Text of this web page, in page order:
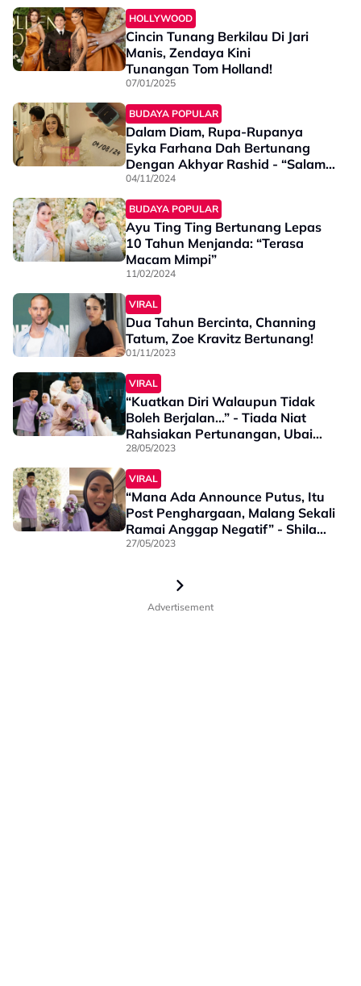
HOLLYWOOD
Cincin Tunang Berkilau Di Jari
Manis, Zendaya Kini
Tunangan Tom Holland!
07/01/2025
BUDAYA POPULAR
Dalam Diam, Rupa-Rupanya
Eyka Farhana Dah Bertunang
Dengan Akhyar Rashid - “Salam
Tunangku”
04/11/2024
BUDAYA POPULAR
Ayu Ting Ting Bertunang Lepas
10 Tahun Menjanda: “Terasa
Macam Mimpi”
11/02/2024
VIRAL
Dua Tahun Bercinta, Channing
Tatum, Zoe Kravitz Bertunang!
01/11/2023
VIRAL
“Kuatkan Diri Walaupun Tidak
Boleh Berjalan…” - Tiada Niat
Rahsiakan Pertunangan, Ubai
Lebih Utamakan Kesihatan Ibu
28/05/2023
VIRAL
“Mana Ada Announce Putus, Itu
Post Penghargaan, Malang Sekali
Ramai Anggap Negatif” - Shila
Amzah
27/05/2023
Advertisement